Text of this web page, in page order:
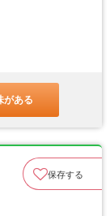
がある
保存する